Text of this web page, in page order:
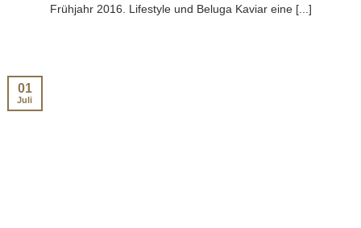
Frühjahr 2016. Lifestyle und Beluga Kaviar eine [...]
01
Juli